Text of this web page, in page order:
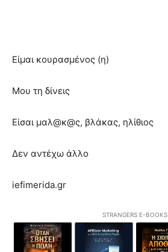
Είμαι κουρασμένος (η)
Μου τη δίνεις
Είσαι μαλ@κ@ς, βλάκας, ηλίθιος
Δεν αντέχω άλλο
iefimerida.gr
STRANGERS E-BOOKS